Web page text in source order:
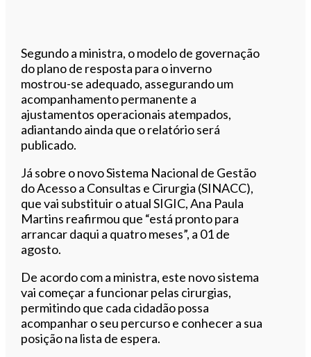
Segundo a ministra, o modelo de governação
do plano de resposta para o inverno
mostrou-se adequado, assegurando um
acompanhamento permanente a
ajustamentos operacionais atempados,
adiantando ainda que o relatório será
publicado.
Já sobre o novo Sistema Nacional de Gestão
do Acesso a Consultas e Cirurgia (SINACC),
que vai substituir o atual SIGIC, Ana Paula
Martins reafirmou que “está pronto para
arrancar daqui a quatro meses”, a 01 de
agosto.
De acordo com a ministra, este novo sistema
vai começar a funcionar pelas cirurgias,
permitindo que cada cidadão possa
acompanhar o seu percurso e conhecer a sua
posição na lista de espera.